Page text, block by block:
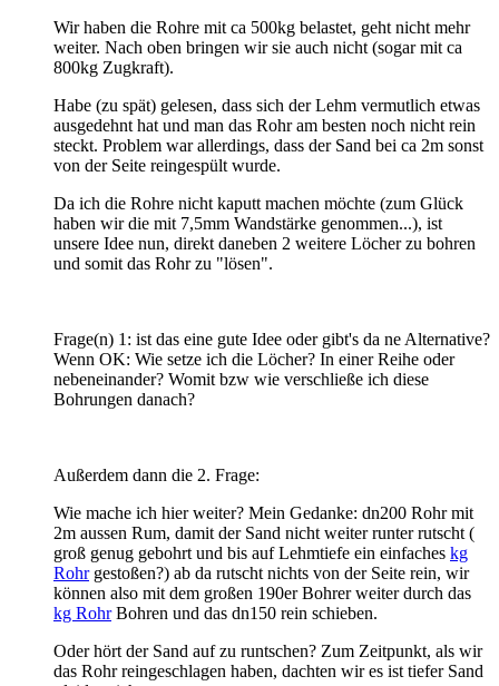
Wir haben die Rohre mit ca 500kg belastet, geht nicht mehr
weiter. Nach oben bringen wir sie auch nicht (sogar mit ca
800kg Zugkraft).
Habe (zu spät) gelesen, dass sich der Lehm vermutlich etwas
ausgedehnt hat und man das Rohr am besten noch nicht rein
steckt. Problem war allerdings, dass der Sand bei ca 2m sonst
von der Seite reingespült wurde.
Da ich die Rohre nicht kaputt machen möchte (zum Glück
haben wir die mit 7,5mm Wandstärke genommen...), ist
unsere Idee nun, direkt daneben 2 weitere Löcher zu bohren
und somit das Rohr zu "lösen".
Frage(n) 1: ist das eine gute Idee oder gibt's da ne Alternative?
Wenn OK: Wie setze ich die Löcher? In einer Reihe oder
nebeneinander? Womit bzw wie verschließe ich diese
Bohrungen danach?
Außerdem dann die 2. Frage:
Wie mache ich hier weiter? Mein Gedanke: dn200 Rohr mit
2m aussen Rum, damit der Sand nicht weiter runter rutscht (
groß genug gebohrt und bis auf Lehmtiefe ein einfaches kg
Rohrgestoßen?) ab da rutscht nichts von der Seite rein, wir
können also mit dem großen 190er Bohrer weiter durch das
kg RohrBohren und das dn150 rein schieben.
Oder hört der Sand auf zu runtschen? Zum Zeitpunkt, als wir
das Rohr reingeschlagen haben, dachten wir es ist tiefer Sand